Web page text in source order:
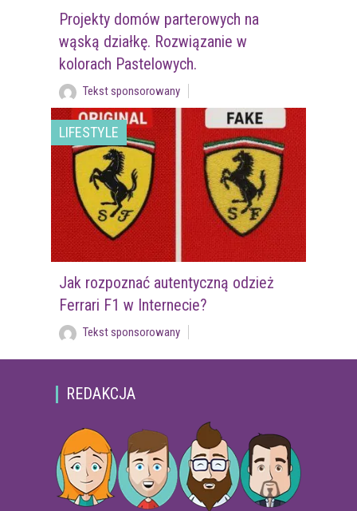
Projekty domów parterowych na
wąską działkę. Rozwiązanie w
kolorach Pastelowych.
Tekst sponsorowany
LIFESTYLE
Jak rozpoznać autentyczną odzież
Ferrari F1 w Internecie?
Tekst sponsorowany
REDAKCJA